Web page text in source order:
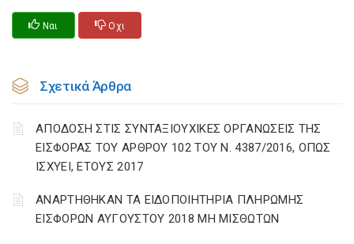
Ναι Οχι
Σχετικά Άρθρα
ΑΠΟΔΟΣΗ ΣΤΙΣ ΣΥΝΤΑΞΙΟΥΧΙΚΕΣ ΟΡΓΑΝΩΣΕΙΣ ΤΗΣ
ΕΙΣΦΟΡΑΣ ΤΟΥ ΑΡΘΡΟΥ 102 ΤΟΥ Ν. 4387/2016, ΟΠΩΣ
ΙΣΧΥΕΙ, ΕΤΟΥΣ 2017
ΑΝΑΡΤΗΘΗΚΑΝ ΤΑ ΕΙΔΟΠΟΙΗΤΗΡΙΑ ΠΛΗΡΩΜΗΣ
ΕΙΣΦΟΡΩΝ ΑΥΓΟΥΣΤΟΥ 2018 ΜΗ ΜΙΣΘΩΤΩΝ